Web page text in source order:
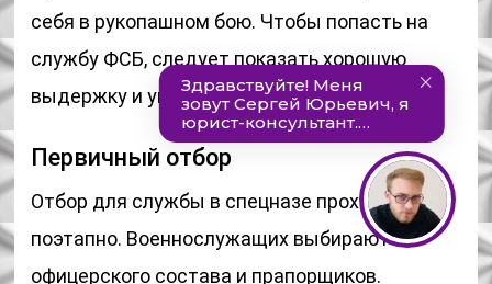
себя в рукопашном бою. Чтобы попасть на
службу ФСБ, следует показать хорошую
выдержку и упорство.
Первичный отбор
Отбор для службы в спецназе проходит
поэтапно. Военнослужащих выбирают из
офицерского состава и прапорщиков.